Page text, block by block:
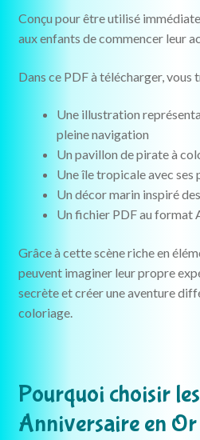
Conçu pour être utilisé
aux enfants de commencer leur
Dans ce PDF à télécharger, vous
Une illustration
pleine navigation
Un pavillon de pirate à
Une île tropicale avec ses
Un décor marin inspiré
Un fichier PDF au format
Grâce à cette scène riche en
peuvent imaginer leur propre
secrète et créer une aventure
coloriage.
Pourquoi choisir
Anniversaire en Or